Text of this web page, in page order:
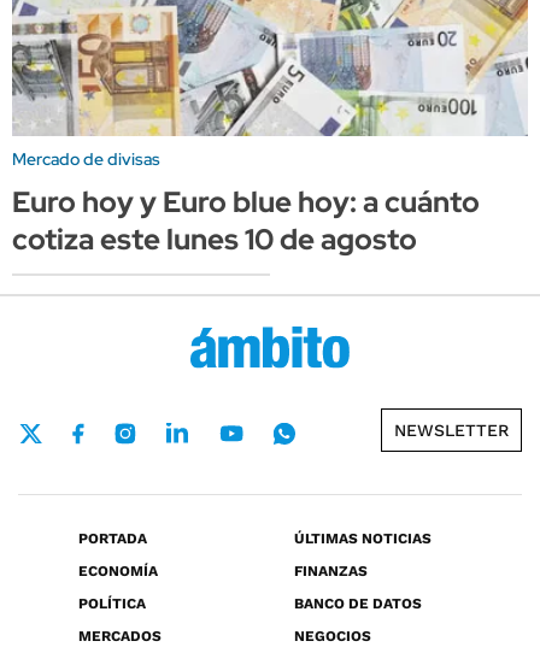
Mercado de divisas
Euro hoy y Euro blue hoy: a cuánto
cotiza este lunes 10 de agosto
NEWSLETTER
PORTADA
ÚLTIMAS NOTICIAS
ECONOMÍA
FINANZAS
POLÍTICA
BANCO DE DATOS
MERCADOS
NEGOCIOS